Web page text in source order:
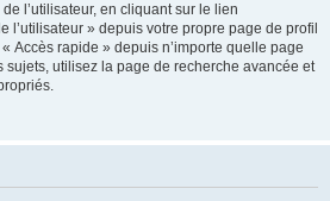
l’utilisateur, en cliquant sur le lien
l’utilisateur » depuis votre propre page de profil
Accès rapide » depuis n’importe quelle page
sujets, utilisez la page de recherche avancée et